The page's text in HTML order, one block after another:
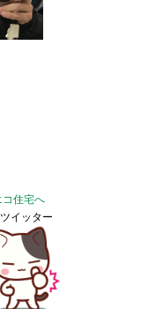
ツイッター